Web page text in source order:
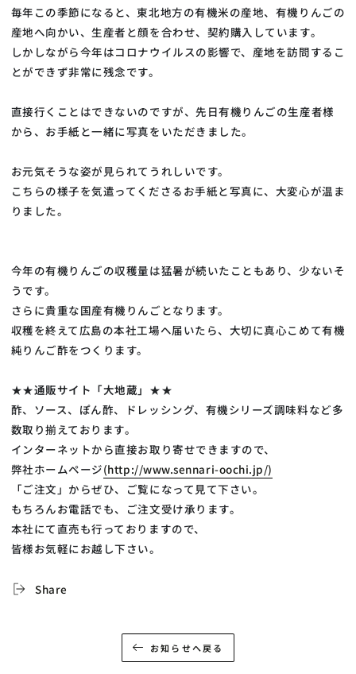
毎年この季節になると、東北地方の有機米の産地、有機りんごの
産地へ向かい、生産者と顔を合わせ、契約購入しています。
しかしながら今年はコロナウイルスの影響で、産地を訪問するこ
とができず非常に残念です。
直接行くことはできないのですが、先日有機りんごの生産者様
から、お手紙と一緒に写真をいただきました。
お元気そうな姿が見られてうれしいです。
こちらの様子を気遣ってくださるお手紙と写真に、大変心が温ま
りました。
今年の有機りんごの収穫量は猛暑が続いたこともあり、少ないそ
うです。
さらに貴重な国産有機りんごとなります。
収穫を終えて広島の本社工場へ届いたら、大切に真心こめて有機
純りんご酢をつくります。
★★通販サイト「大地蔵」 ★★
酢、ソース、ぽん酢、ドレッシング、有機シリーズ調味料など多
数取り揃えております。
インターネットから直接お取り寄せできますので、
弊社ホームページ(http://www.sennari-oochi.jp/)
「ご注文」からぜひ、ご覧になって見て下さい。
もちろんお電話でも、ご注文受け承ります。
本社にて直売も行っておりますので、
皆様お気軽にお越し下さい。
Share
お知らせへ戻る